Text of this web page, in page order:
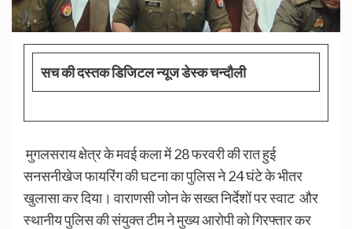
सच की दस्तक डिजिटल न्यूज डेस्क चन्दौली
मुगलसराय क्षेत्र के मवई कला में 28 फरवरी की रात हुई
सनसनीखेज फायरिंग की घटना का पुलिस ने 24 घंटे के भीतर
खुलासा कर दिया। वाराणसी जोन के सख्त निर्देशों पर स्वाट और
स्थानीय पुलिस की संयुक्त टीम ने मुख्य आरोपी को गिरफ्तार कर